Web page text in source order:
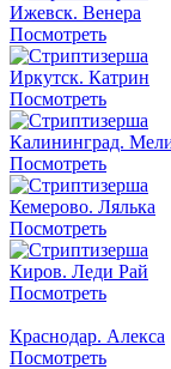
Ижевск. Венера
Посмотреть
Иркутск. Катрин
Посмотреть
Калининград.
Посмотреть
Кемерово. Лялька
Посмотреть
Киров. Леди Рай
Посмотреть
Краснодар. Алекса
Посмотреть